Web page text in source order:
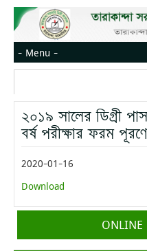
২০১৯ সালের ডিগ্রী
বর্ষ পরীক্ষার ফরম
2020-01-16
Download